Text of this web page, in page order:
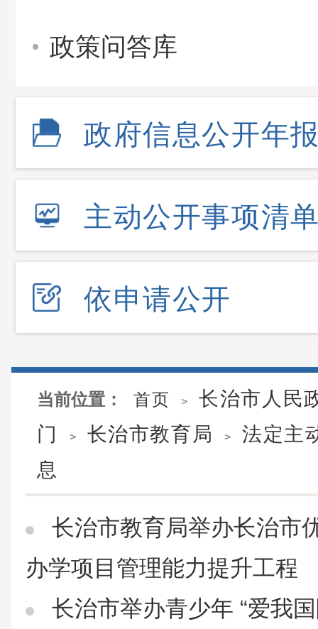
政策问答库
政府信息公开年
主动公开事项清
依申请公开
当前位置： 首页 >
长治市人民
门
> 长治市教育局 >
法定主
息
长治市教育局举办长治市
办学项目管理能力提升工程
长治市举办青少年 “爱我